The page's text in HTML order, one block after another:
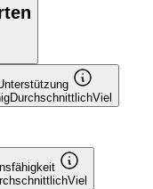
DurchschnittlichViel
Viel